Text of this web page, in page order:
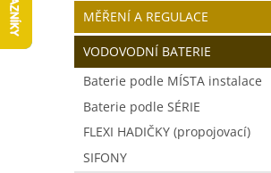
p
n
MĚŘENÍ A REGULACE
VODOVODNÍ BATERIE
Baterie podle MÍSTA instalace
Baterie podle SÉRIE
FLEXI HADIČKY (propojovací)
SIFONY